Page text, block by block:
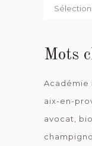
Par
Mots
Académie
aix-en-
avocat
bio